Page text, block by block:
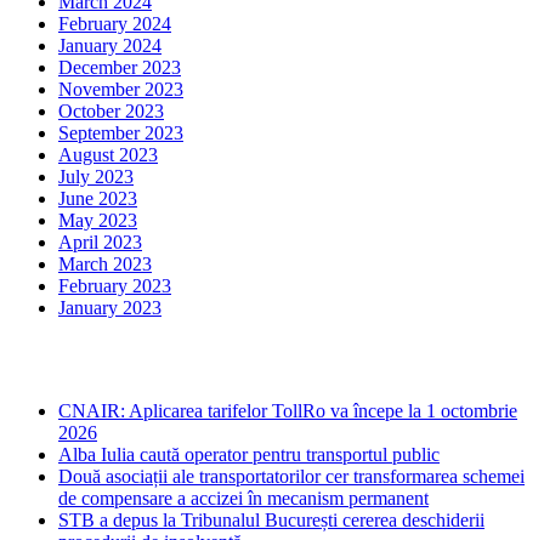
February 2024
January 2024
December 2023
November 2023
October 2023
September 2023
August 2023
July 2023
June 2023
May 2023
April 2023
March 2023
February 2023
January 2023
CNAIR: Aplicarea tarifelor TollRo va începe la 1 octombrie
2026
Alba Iulia caută operator pentru transportul public
Două asociații ale transportatorilor cer transformarea schemei
de compensare a accizei în mecanism permanent
STB a depus la Tribunalul București cererea deschiderii